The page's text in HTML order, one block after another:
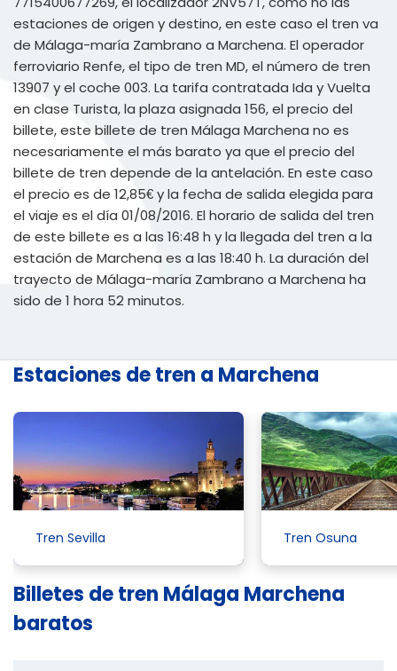
estaciones de origen y destino, en este caso el tren va
de Málaga-maría Zambrano a Marchena. El operador
ferroviario Renfe, el tipo de tren MD, el número de tren
13907 y el coche 003. La tarifa contratada Ida y Vuelta
en clase Turista, la plaza asignada 156, el precio del
billete, este billete de tren Málaga Marchena no es
necesariamente el más barato ya que el precio del
billete de tren depende de la antelación. En este caso
el precio es de 12,85€ y la fecha de salida elegida para
el viaje es el día 01/08/2016. El horario de salida del tren
de este billete es a las 16:48 h y la llegada del tren a la
estación de Marchena es a las 18:40 h. La duración del
trayecto de Málaga-maría Zambrano a Marchena ha
sido de 1 hora 52 minutos.
Estaciones de tren a Marchena
Tren Sevilla Tren Osuna
Billetes de tren Málaga Marchena
baratos